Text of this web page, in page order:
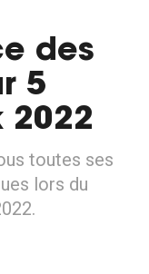
des
5
2022
toutes ses
lors du